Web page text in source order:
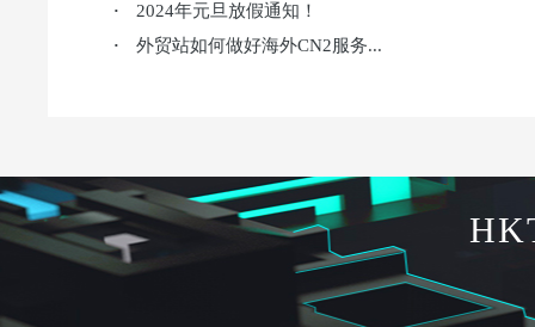
· 2024年元旦放假通知！
· 外贸站如何做好海外CN2服务...